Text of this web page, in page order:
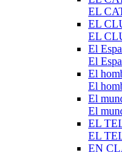
EL
EL
EL
El
El
El
El
El
El
EL
EL
EN